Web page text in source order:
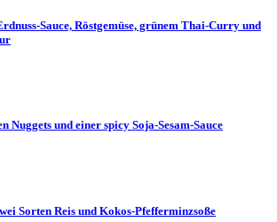
Sauce, Röstgemüse, grünem Thai-Curry und
Nuggets und einer spicy Soja-Sesam-Sauce
Sorten Reis und Kokos-Pfefferminzsoße